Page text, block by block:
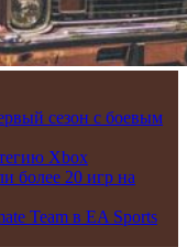
сезон с боевым
Xbox
более 20 игр на
Team в EA Sports